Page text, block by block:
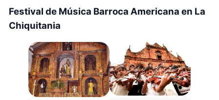
Festival de Música Barroca Americana en La
Chiquitania